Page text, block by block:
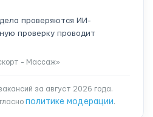
проверяются ИИ-
проверку проводит
- Массаж»
за август 2026 года.
политике модерации.